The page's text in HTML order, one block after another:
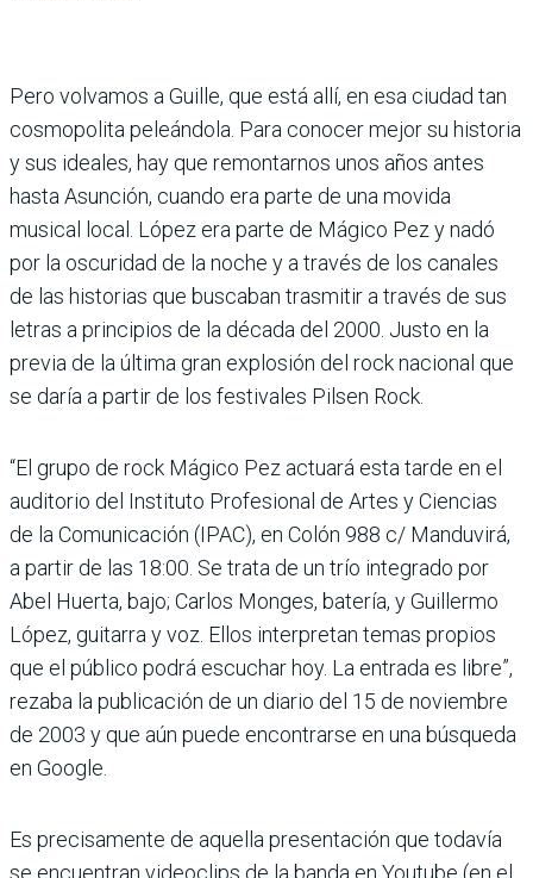
Pero volvamos a Guille, que está allí, en esa ciudad tan
cosmopolita peleándola. Para conocer mejor su historia
y sus ideales, hay que remontarnos unos años antes
hasta Asunción, cuando era parte de una movida
musical local. López era parte de Mágico Pez y nadó
por la oscuridad de la noche y a través de los canales
de las historias que buscaban trasmitir a través de sus
letras a principios de la década del 2000. Justo en la
previa de la última gran explosión del rock nacional que
se daría a partir de los festivales Pilsen Rock.
“El grupo de rock Mágico Pez actuará esta tarde en el
auditorio del Instituto Profesional de Artes y Ciencias
de la Comunicación (IPAC), en Colón 988 c/ Manduvirá,
a partir de las 18:00. Se trata de un trío integrado por
Abel Huerta, bajo; Carlos Monges, batería, y Guillermo
López, guitarra y voz. Ellos interpretan temas propios
que el público podrá escuchar hoy. La entrada es libre”,
rezaba la publicación de un diario del 15 de noviembre
de 2003 y que aún puede encontrarse en una búsqueda
en Google.
Es precisamente de aquella presentación que todavía
se encuentran videoclips de la banda en Youtube (en el